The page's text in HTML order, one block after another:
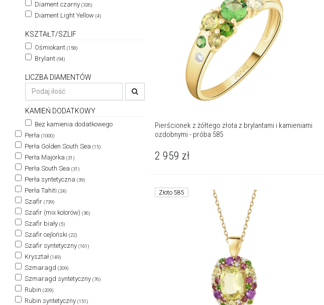
Diament czarny (326)
Diament Light Yellow (4)
KSZTAŁT/SZLIF
Ośmiokant (158)
Brylant (94)
LICZBA DIAMENTÓW
KAMIEŃ DODATKOWY
Bez kamienia dodatkowego
Perła (1000)
Perła Golden South Sea (15)
Perła Majorka (31)
Perła South Sea (31)
Perła syntetyczna (39)
Perła Tahiti (24)
Szafir (739)
Szafir (mix kolorów) (36)
Szafir biały (5)
Szafir cejloński (22)
Szafir syntetyczny (161)
Kryształ (149)
Szmaragd (209)
Szmaragd syntetyczny (76)
Rubin (209)
Rubin syntetyczny (151)
Pierścionek z żółtego złota z brylantami i kamieniami
ozdobnymi - próba 585
2 959 zł
Złoto 585